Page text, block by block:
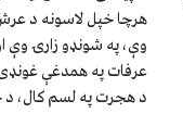
هرچا خپل لاسونه د
وې، په شونډو زارۍ وې
د هجرت په لسم کال، د